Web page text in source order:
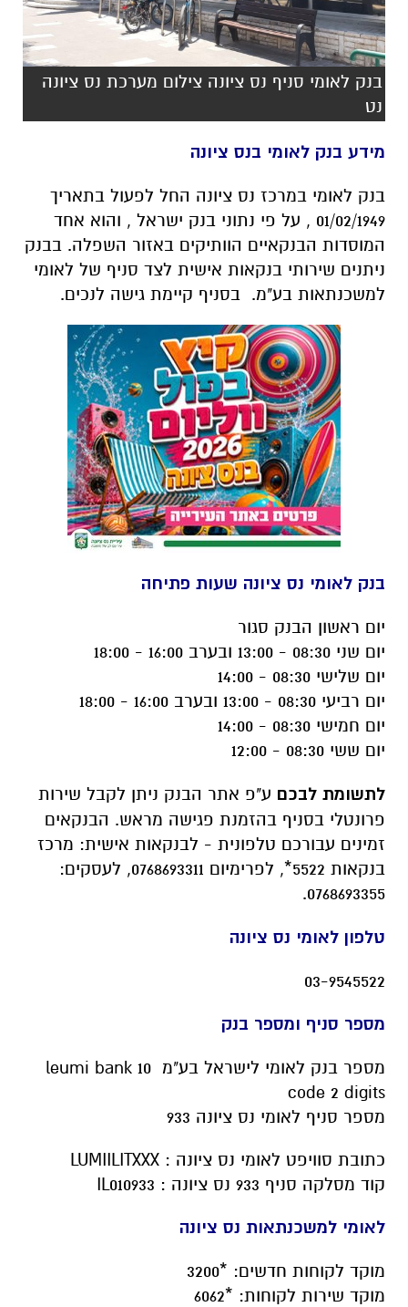
בנק לאומי סניף נס ציונה צילום מערכת נס ציונה
נט
מידע בנק לאומי בנס ציונה
בנק לאומי במרכז נס ציונה החל לפעול בתאריך
01/02/1949 , על פי נתוני בנק ישראל , והוא אחד
המוסדות הבנקאיים הוותיקים באזור השפלה. בבנק
ניתנים שירותי בנקאות אישית לצד סניף של לאומי
למשכנתאות בע"מ. בסניף קיימת גישה לנכים.
בנק לאומי נס ציונה שעות פתיחה
יום ראשון הבנק סגור
יום שני 08:30 - 13:00 ובערב 16:00 - 18:00
יום שלישי 08:30 - 14:00
יום רביעי 08:30 - 13:00 ובערב 16:00 - 18:00
יום חמישי 08:30 - 14:00
יום ששי 08:30 - 12:00
לתשומת לבכם ע"פ אתר הבנק ניתן לקבל שירות
פרונטלי בסניף בהזמנת פגישה מראש. הבנקאים
זמינים עבורכם טלפונית - לבנקאות אישית: מרכז
בנקאות 5522*, לפרימיום 0768693311, לעסקים:
0768693355.
טלפון לאומי נס ציונה
03-9545522
מספר סניף ומספר בנק
מספר בנק לאומי לישראל בע"מ 10 leumi bank
code 2 digits
מספר סניף לאומי נס ציונה 933
כתובת סוויפט לאומי נס ציונה : LUMIILITXXX
קוד מסלקה סניף 933 נס ציונה : IL010933
לאומי למשכנתאות נס ציונה
מוקד לקוחות חדשים: *3200
מוקד שירות לקוחות: *6062